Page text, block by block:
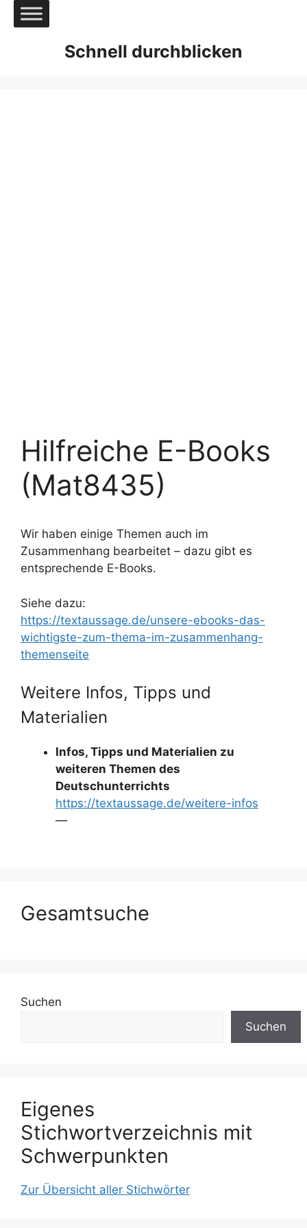
Zum
Inhalt
Schnell durchblicken
Hilfreiche E-Books
(Mat8435)
Wir haben einige Themen auch im
Zusammenhang bearbeitet – dazu gibt es
entsprechende E-Books.
Siehe dazu:
https://textaussage.de/unsere-ebooks-das-
wichtigste-zum-thema-im-zusammenhang-
themenseite
Weitere Infos, Tipps und
Materialien
Infos, Tipps und Materialien zu
weiteren Themen des
Deutschunterrichts
https://textaussage.de/weitere-infos
—
Gesamtsuche
Suchen
Suchen
Eigenes
Stichwortverzeichnis mit
Schwerpunkten
Zur Übersicht aller Stichwörter